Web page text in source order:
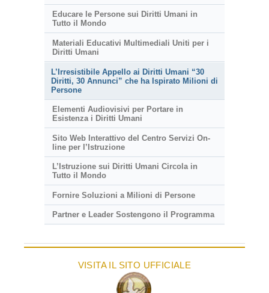
Educare le Persone sui Diritti Umani in
Tutto il Mondo
Materiali Educativi Multimediali Uniti per i
Diritti Umani
L’Irresistibile Appello ai Diritti Umani “30
Diritti, 30 Annunci” che ha Ispirato Milioni di
Persone
Elementi Audiovisivi per Portare in
Esistenza i Diritti Umani
Sito Web Interattivo del Centro Servizi On-
line per l’Istruzione
L’Istruzione sui Diritti Umani Circola in
Tutto il Mondo
Fornire Soluzioni a Milioni di Persone
Partner e Leader Sostengono il Programma
VISITA IL SITO UFFICIALE